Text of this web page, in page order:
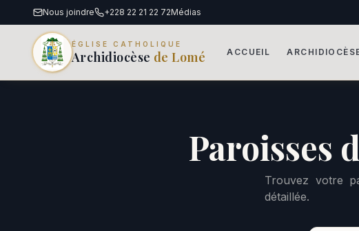
Nous joindre +228 22 21 22 72Médias
ÉGLISE CATHOLIQUE
Archidiocèse de Lomé ACCUEIL
Paroisses
Trouvez votre
détaillée.